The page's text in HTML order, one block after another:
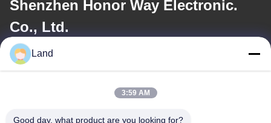
Shenzhen Honor Way Electronic.
Co., Ltd.
이메일
Land
3:59 AM
Good day, what product are you looking for?